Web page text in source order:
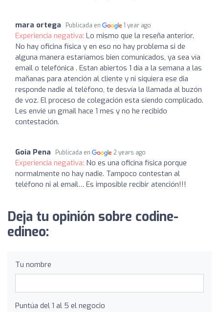
mara ortega Publicada en 1 year ago
Experiencia negativa: Lo mismo que la reseña anterior.
No hay oficina física y en eso no hay problema si de
alguna manera estaríamos bien comunicados, ya sea vía
email o telefónica . Estan abiertos 1 día a la semana a las
mañanas para atención al cliente y ni siquiera ese dia
responde nadie al teléfono, te desvía la llamada al buzón
de voz. El proceso de colegación esta siendo complicado.
Les envié un gmail hace 1 mes y no he recibido
contestación.
Goia Pena Publicada en 2 years ago
Experiencia negativa: No es una oficina física porque
normalmente no hay nadie. Tampoco contestan al
teléfono ni al email… Es imposible recibir atención!!!
Deja tu opinión sobre codine-
edineo:
Tu nombre
Puntúa del 1 al 5 el negocio